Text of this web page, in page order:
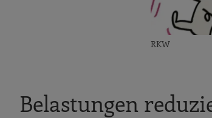
RKW
Belastungen